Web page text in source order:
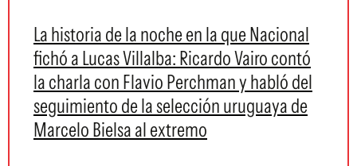
La historia de la noche en la que Nacional
fichó a Lucas Villalba: Ricardo Vairo contó
la charla con Flavio Perchman y habló del
seguimiento de la selección uruguaya de
Marcelo Bielsa al extremo